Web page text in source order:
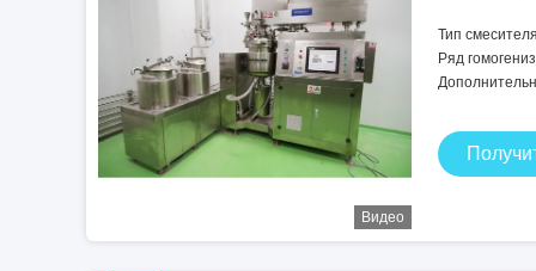
Видео
Тип
Ряд